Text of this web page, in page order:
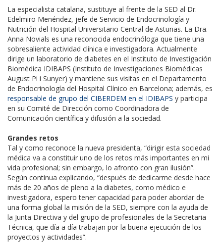
La especialista catalana, sustituye al frente de la SED al Dr.
Edelmiro Menéndez, jefe de Servicio de Endocrinología y
Nutrición del Hospital Universitario Central de Asturias. La Dra.
Anna Novials es una reconocida endocrinóloga que tiene una
sobresaliente actividad clínica e investigadora. Actualmente
dirige un laboratorio de diabetes en el Instituto de Investigación
Biomédica IDIBAPS (Instituto de Investigaciones Biomédicas
August Pi i Sunyer) y mantiene sus visitas en el Departamento
de Endocrinología del Hospital Clínico en Barcelona; además, es
responsable de grupo del CIBERDEM en el IDIBAPS y participa
en su Comité de Dirección como Coordinadora de
Comunicación científica y difusión a la sociedad.
Grandes retos
Tal y como reconoce la nueva presidenta, “dirigir esta sociedad
médica va a constituir uno de los retos más importantes en mi
vida profesional; sin embargo, lo afronto con gran ilusión”.
Según continua explicando, “después de dedicarme desde hace
más de 20 años de pleno a la diabetes, como médico e
investigadora, espero tener capacidad para poder abordar de
una forma global la misión de la SED, siempre con la ayuda de
la Junta Directiva y del grupo de profesionales de la Secretaria
Técnica, que día a día trabajan por la buena ejecución de los
proyectos y actividades”.